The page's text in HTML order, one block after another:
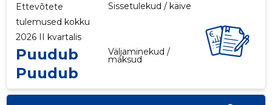
Ettevõtete
tulemused kokku
2026 II kvartalis
Sissetulekud / käive
Puudub Väljaminekud /
maksud
Puudub